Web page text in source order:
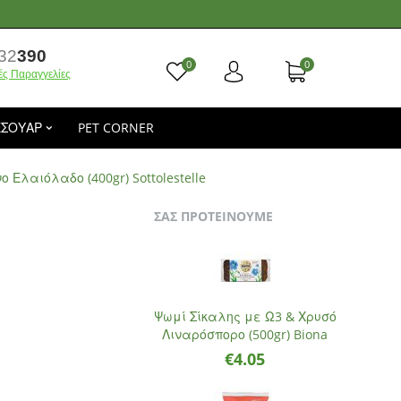
390
Παραγγελίες
0 0
PET CORNER
Ελαιόλαδο (400gr) Sottolestelle
ΣΑΣ ΠΡΟΤΕΙΝΟΥΜΕ
Ψωμί Σίκαλης με Ω3 & Χρυσό
Λιναρόσπορο (500gr) Biona
€4.05